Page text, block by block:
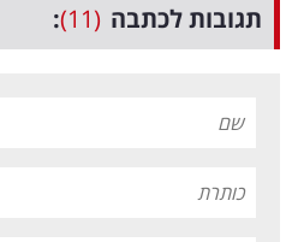
תגובות לכתבה (11)
: